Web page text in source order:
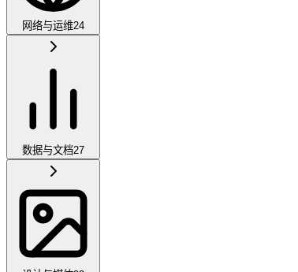
网络与运维24
数据与文档27